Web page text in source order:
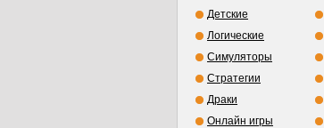
Детские
Логические
Симуляторы
Стратегии
Драки
Онлайн игры